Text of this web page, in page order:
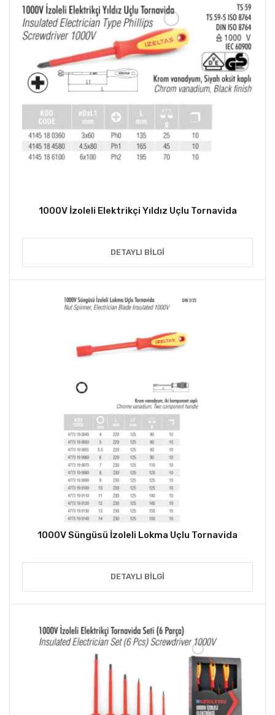
1000V İzoleli Elektrikçi Yıldız Uçlu Tornavida
DETAYLI BILGI
1000V Süngüsü İzoleli Lokma Uçlu Tornavida
DETAYLI BILGI